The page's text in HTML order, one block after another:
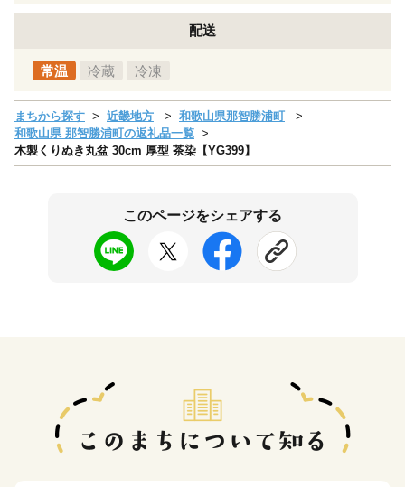
配送
常温 冷蔵 冷凍
まちから探す 近畿地方
和歌山県那智勝浦町
和歌山県 那智勝浦町の返礼品一覧
木製くりぬき丸盆 30cm 厚型 茶染【YG399】
このページをシェアする